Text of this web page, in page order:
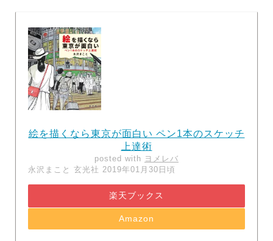
絵を描くなら東京が面白い ペン1本のスケッチ
上達術
posted with ヨメレバ
永沢まこと 玄光社 2019年01月30日頃
楽天ブックス
Amazon